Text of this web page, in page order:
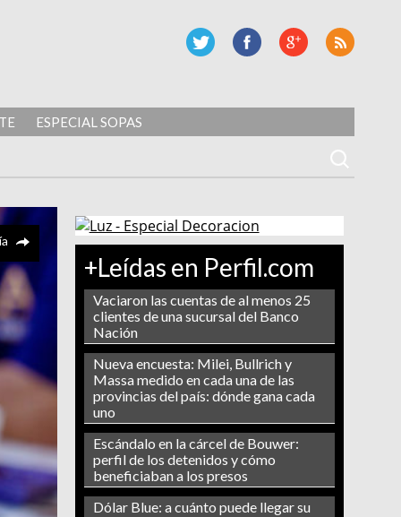
ESPECIAL SOPAS
+Leídas en Perfil.com
Vaciaron las cuentas de al menos 25
clientes de una sucursal del Banco
Nación
Nueva encuesta: Milei, Bullrich y
Massa medido en cada una de las
provincias del país: dónde gana cada
uno
Escándalo en la cárcel de Bouwer:
perfil de los detenidos y cómo
beneficiaban a los presos
Dólar Blue: a cuánto puede llegar su